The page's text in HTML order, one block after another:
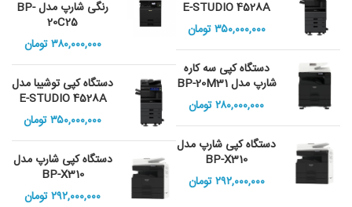
E-STUDIO 4528A
۳۵۰,۰۰۰,۰۰۰تومان
دستگاه کپی سه کاره
شارپ مدل BP-20M31
۲۸۰,۰۰۰,۰۰۰تومان
دستگاه کپی شارپ مدل
BP-X310
۲۹۲,۰۰۰,۰۰۰تومان
رنگی شارپ مدل BP-
20C25
۳۸۰,۰۰۰,۰۰۰تومان
دستگاه کپی توشیبا مدل
E-STUDIO 4528A
۳۵۰,۰۰۰,۰۰۰تومان
دستگاه کپی شارپ مدل
BP-X310
۲۹۲,۰۰۰,۰۰۰تومان